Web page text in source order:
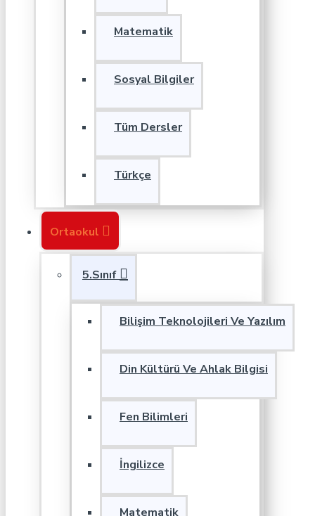
Matematik
Sosyal Bilgiler
Tüm Dersler
Türkçe
Ortaokul
5.Sınıf
Bilişim Teknolojileri Ve Yazılım
Din Kültürü Ve Ahlak Bilgisi
Fen Bilimleri
İngilizce
Matematik